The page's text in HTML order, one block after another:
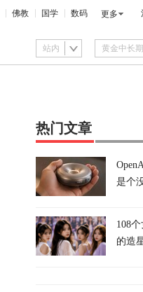
佛教 国学 数码 更多
站内
热门文章
是个
108
的造